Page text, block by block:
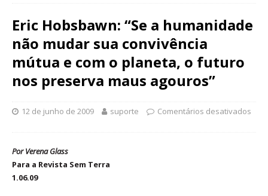
Eric Hobsbawn: “Se a humanidade
não mudar sua convivência
mútua e com o planeta, o futuro
nos preserva maus agouros”
12 de junho de 2009 suporte Comentários desativados
Por Verena Glass
Para a Revista Sem Terra
1.06.09